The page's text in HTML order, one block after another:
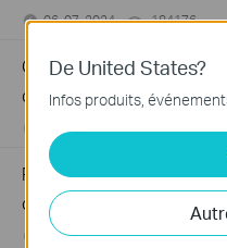
06-07-2024 184176
Comment enregistrer un
d’enregistrement de
Pourquoi mon appareil
correctement lorsqu'il est
02-08-2021 391174
De United States?
Infos produits,